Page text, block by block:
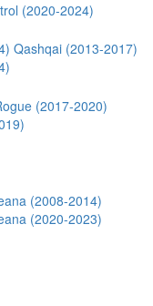
(2020-2024)
Qashqai (2013-2017)
(2017-2020)
(2008-2014)
(2020-2023)